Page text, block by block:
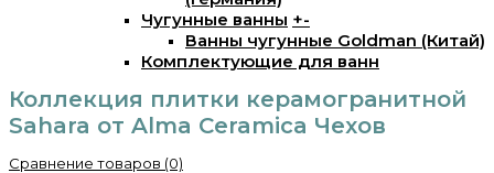
Чугунные ванны +-
Ванны чугунные Goldman (Китай)
Комплектующие для ванн
Коллекция плитки керамогранитной
Sahara от Alma Ceramica Чехов
Сравнение товаров (0)